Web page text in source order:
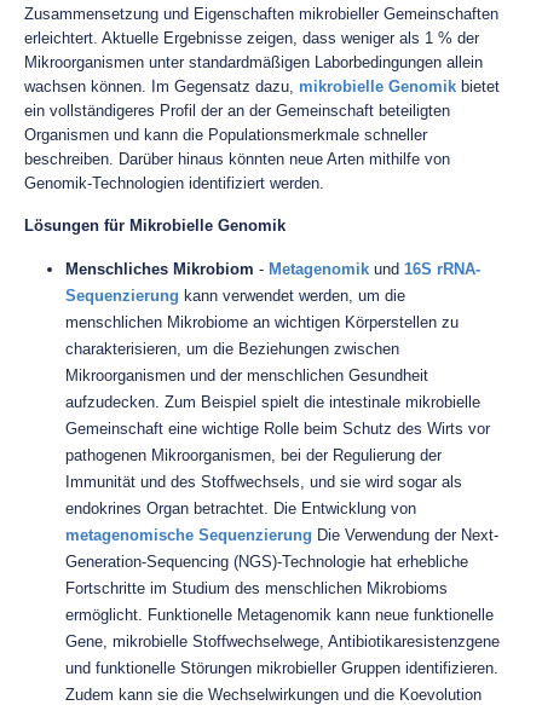
Zusammensetzung und Eigenschaften mikrobieller Gemeinschaften
erleichtert. Aktuelle Ergebnisse zeigen, dass weniger als 1 % der
Mikroorganismen unter standardmäßigen Laborbedingungen allein
wachsen können. Im Gegensatz dazu, mikrobielle Genomik bietet
ein vollständigeres Profil der an der Gemeinschaft beteiligten
Organismen und kann die Populationsmerkmale schneller
beschreiben. Darüber hinaus könnten neue Arten mithilfe von
Genomik-Technologien identifiziert werden.
Lösungen für Mikrobielle Genomik
Menschliches Mikrobiom - Metagenomik und 16S rRNA-
Sequenzierung kann verwendet werden, um die
menschlichen Mikrobiome an wichtigen Körperstellen zu
charakterisieren, um die Beziehungen zwischen
Mikroorganismen und der menschlichen Gesundheit
aufzudecken. Zum Beispiel spielt die intestinale mikrobielle
Gemeinschaft eine wichtige Rolle beim Schutz des Wirts vor
pathogenen Mikroorganismen, bei der Regulierung der
Immunität und des Stoffwechsels, und sie wird sogar als
endokrines Organ betrachtet. Die Entwicklung von
metagenomische Sequenzierung Die Verwendung der Next-
Generation-Sequencing (NGS)-Technologie hat erhebliche
Fortschritte im Studium des menschlichen Mikrobioms
ermöglicht. Funktionelle Metagenomik kann neue funktionelle
Gene, mikrobielle Stoffwechselwege, Antibiotikaresistenzgene
und funktionelle Störungen mikrobieller Gruppen identifizieren.
Zudem kann sie die Wechselwirkungen und die Koevolution